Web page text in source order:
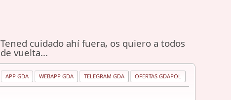
Tened cuidado ahí fuera, os quiero a todos
de vuelta...
APP GDA WEBAPP GDA TELEGRAM GDA OFERTAS GDAPOL